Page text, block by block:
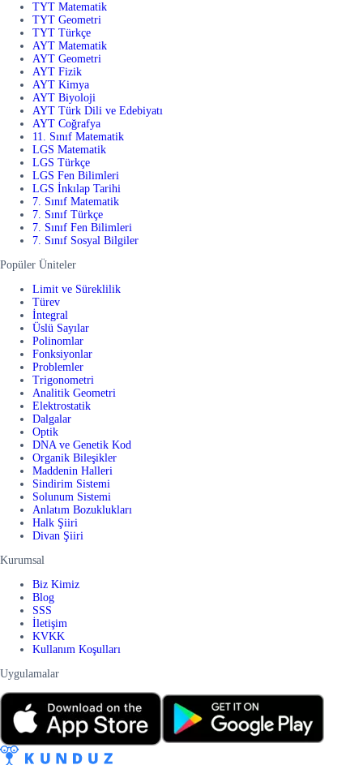
TYT Matematik
TYT Geometri
TYT Türkçe
AYT Matematik
AYT Geometri
AYT Fizik
AYT Kimya
AYT Biyoloji
AYT Türk Dili ve Edebiyatı
AYT Coğrafya
11. Sınıf Matematik
LGS Matematik
LGS Türkçe
LGS Fen Bilimleri
LGS İnkılap Tarihi
7. Sınıf Matematik
7. Sınıf Türkçe
7. Sınıf Fen Bilimleri
7. Sınıf Sosyal Bilgiler
Popüler Üniteler
Limit ve Süreklilik
Türev
İntegral
Üslü Sayılar
Polinomlar
Fonksiyonlar
Problemler
Trigonometri
Analitik Geometri
Elektrostatik
Dalgalar
Optik
DNA ve Genetik Kod
Organik Bileşikler
Maddenin Halleri
Sindirim Sistemi
Solunum Sistemi
Anlatım Bozuklukları
Halk Şiiri
Divan Şiiri
Kurumsal
Biz Kimiz
Blog
SSS
İletişim
KVKK
Kullanım Koşulları
Uygulamalar